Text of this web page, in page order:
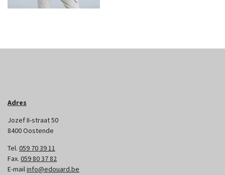
Adres
Jozef II-straat 50
8400 Oostende
Tel. 059 70 39 11
Fax. 059 80 37 82
E-mailinfo@edouard.be